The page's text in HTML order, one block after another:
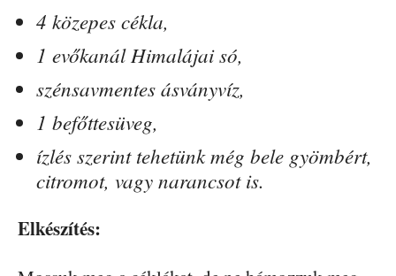
4 közepes cékla,
1 evőkanál Himalájai só,
szénsavmentes ásványvíz,
1 befőttesüveg,
ízlés szerint tehetünk még bele gyömbért,
citromot, vagy narancsot is.
Elkészítés: